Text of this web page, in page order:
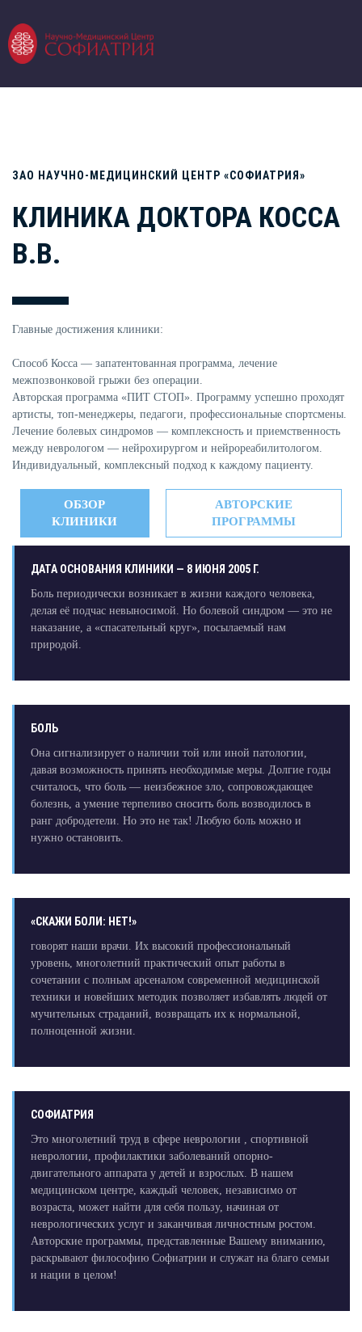
ЗАО НАУЧНО-МЕДИЦИНСКИЙ ЦЕНТР «СОФИАТРИЯ»
КЛИНИКА ДОКТОРА КОССА
В.В.
Главные достижения клиники:
Способ Косса — запатентованная программа, лечение
межпозвонковой грыжи без операции.
Авторская программа «ПИТ СТОП». Программу успешно проходят
артисты, топ-менеджеры, педагоги, профессиональные спортсмены.
Лечение болевых синдромов — комплексность и приемственность
между неврологом — нейрохирургом и нейрореабилитологом.
Индивидуальный, комплексный подход к каждому пациенту.
ОБЗОР
КЛИНИКИ
АВТОРСКИЕ
ПРОГРАММЫ
ДАТА ОСНОВАНИЯ КЛИНИКИ — 8 ИЮНЯ 2005 Г.
Боль периодически возникает в жизни каждого человека,
делая её подчас невыносимой. Но болевой синдром — это не
наказание, а «спасательный круг», посылаемый нам
природой.
БОЛЬ
Она сигнализирует о наличии той или иной патологии,
давая возможность принять необходимые меры. Долгие годы
считалось, что боль — неизбежное зло, сопровождающее
болезнь, а умение терпеливо сносить боль возводилось в
ранг добродетели. Но это не так! Любую боль можно и
нужно остановить.
«СКАЖИ БОЛИ: НЕТ!»
говорят наши врачи. Их высокий профессиональный
уровень, многолетний практический опыт работы в
сочетании с полным арсеналом современной медицинской
техники и новейших методик позволяет избавлять людей от
мучительных страданий, возвращать их к нормальной,
полноценной жизни.
СОФИАТРИЯ
Это многолетний труд в сфере неврологии , спортивной
неврологии, профилактики заболеваний опорно-
двигательного аппарата у детей и взрослых. В нашем
медицинском центре, каждый человек, независимо от
возраста, может найти для себя пользу, начиная от
неврологических услуг и заканчивая личностным ростом.
Авторские программы, представленные Вашему вниманию,
раскрывают философию Софиатрии и служат на благо семьи
и нации в целом!